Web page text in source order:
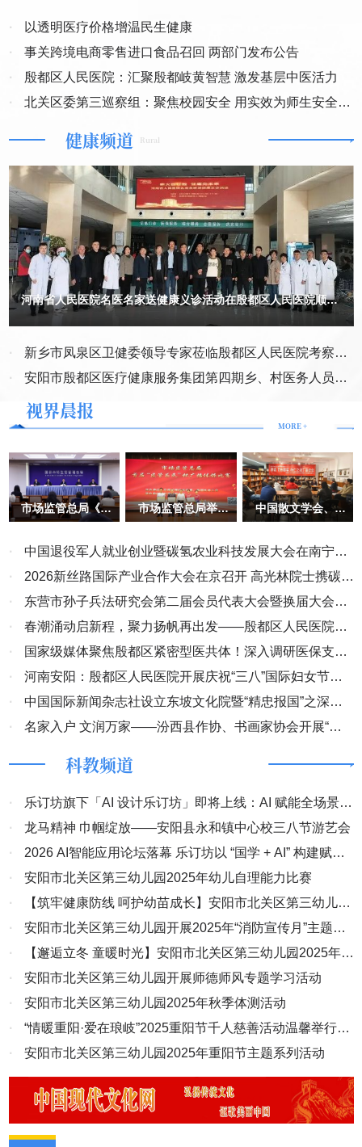
行异议后，2023年4月4日，淳安县人民法院将错就错以程序裁定代
替实体审理判决，以强制关联“属指示付款”，违法作出（2023）浙
0127执异6号执行裁定。又虚构一个“第三人”，违法作出（2023）浙
0127执异7号执行裁定书，分别错误的驳回案外人永金公司和被申请
人涌和公司的执行异议，该两份裁定与（2018）最高法民终209号民
淳安法院凌驾于国家法律之上，凌驾于最高法判决依据之上，受害人
言。 更为离谱的是，淳安县人民法院在2023年1月20日、1月28日、
12月27日、2024年1月29日又先后作出了（2023）浙0127执恢30号
之一、之二、之四、之五执行裁定书，且这些执行裁定书当时并未依
法送达给被执行人和利害关系人，我方是在意外得知存在这些文书并
经催讨后才收到的（其中之一、之二实际收到日期为2024年4月16
日，之三为4月10日，之五为2月17日）。这些裁定不仅存在弄虚作
假、暗箱操作之嫌，而且存在超范围、超标准、超权限、强关联查封
冻结等系列严重违法行为。（2023）浙0127执恢30号之一、之二执
用、肆意妄为，这种我说即为“法”，我行即为“法”，司法者等同
于“法”的执行行为，让守法者毫无安全之感。（2023）浙0127执恢
表人、股东信息”存在违法的强关联，侵害了毫无关联关系的第三人
祥润公司的合法权益，司法者将国家赋予的执法权演变成合法性
的“土匪抢盗”。（2023）浙0127执恢30号之五执行裁定延续
（2023）浙0127执恢30号之三裁定之错误，继续错误冻结该50万保
证金，时至今日，该笔保证金既未执行给申请执行人，亦未退还给所
有权人永金公司，继续将该笔保证金悬于空中，至今长达2年多之
院的一系列错误执行裁定及超范围、超标准、超权限、强关联查封冻
结、关停企业如“土匪进村”般的驱赶正在上班的员工，拉闸停电，致
两家规上企业近200名员工下岗失业在家，约500万元在机生产半成
品成为废品，民企活活被司法权折腾而死。淳安法院的这一系列违法
行为违反了国务院《优化营商环境条例》第十四条、第六十九条、
《浙江省优化营商环境条例》第八十六条、《杭州市优化营商环境条
展壮大的指导意见》第24条等关于“严禁超权限、超范围、超数额、
超时限查封扣押冻结财产，侵害当事人或者利害关系人、案外人等财
产权利”“灵活采取查封措施。对能‘活封’的财产，尽量不进行‘死封’，
房、机器设备等生产资料的，被执行人继续使用对该财产价值无重大
侵犯，是对营商环境的极大破坏，强烈要求党委政府及有关部门予以
严肃查处，以杜绝此种现象的再次发生。 4、为了保生产、保就业，
受害人四处求告，有关部门敷衍了事、皮球踢来踢去、让程序空转，
企业合法权益被司法权所侵害的问题一直得不到解决，企业停工停
产，损失仍在持续并无限扩大。 就淳安县人民法院作出的损害市场
主体合法权益的错误裁定，为了掩盖“一案错”不惜采取“多案生、多案
们一方面通过法律规定途径提起异议、复议和申诉、执行监督等，另
一方面通过浙江政务服务网“民呼我为”等平台向淳安县各领导、淳安
县纪检委、政法委、检察院、信访局反映，同时也递交了十余次的听
证申请，大部分无答复、有的也是答非所问、答犹未答，各部门履于
形式、无人敢管无人愿管，我们所有的正当诉求都在程序上空转，企
业合法权益被长期侵害无法得到维护。 关于永金公司50万保证金被
违法扣押、冻结的问题，案外人采取提起执行异议、信访复查、复核
复查时撤销法院的信访答复意见，却又不督查法院重新作出答复意
见。于是，淳安法院又以告知书代替答复意见，且网上复核无法提
单，刷100返150”，刚开始给你几块钱甜头，等你投几百元、几千元
日赚上万”，“老师”天天讲课喊你投钱，其实群里大半都是“演
员”。 “客服说退款”，接到电话说“你买的东西质量有问题，要给你
财。 “公检法让你转账”？假的！接到自称“公安局/法院”的电话，
干。 防诈骗的方法要记牢： 陌生链接不点击。短信或微信收
取信息的钓鱼网站。 可疑电话不乱接。“+”或“00”开头的境外电
话，170、171开头的虚拟号码，十有八九是骗局。 “天上掉馅饼
的事”不信。“中奖了”“领补贴”“免费领礼品”，让你先交钱、填银行卡
的，都是骗钱的。 个人信息不随便填。银行卡号、密码、验证
码，还有身份证号，别随便告诉别人！尤其是验证码，谁要都不
给。 给陌生人转账、给“投资项目”打钱前，先问自己：“这人我认
识吗？”“这事靠谱吗？”拿不准就问家里人，或者直接报警。 装好
国家反诈中心APP。打开“来电预警”功能，相当于给手机装了“防盗
门”。 被骗了也别慌，马上做这3件事：打110报警，说清楚被骗
经过、转账金额、对方账号；保留聊天记录、转账截图、电话录音；
如果是银行转账，赶紧联系银行客服，看能不能冻结对方账户。
记住“不贪、不慌、多问”，把钱袋子捂得紧紧的。（记者 罗阳奇）
（记者郑洋洋整理）
办法相比，新修订的办法压实食品生产经营者主体责任、明确各级市
场监管部门监管职责、完善召回等级分级情形、加大惩戒力度。其
中，新修订的办法明确要求食品生产经营者应当建立并实施食品召回
管理制度，规定食品经营者、食品集中交易市场开办者、食品经营柜
合召回义务。此外，新修订的办法完善召回等级分级情形，以食品安
全危害程度、需要实施召回的紧急程度等为依据，明确三级召回情
形，并差别化设置各级召回启动时限，将召回的启动时限由24、48、
72小时调整为24、36、48小时，提高针对性风险防控效果，增强食
品召回的可操作性。
·
以透明医疗价格增温民生健康
·
事关跨境电商零售进口食品召回 两部门发布公告
·
殷都区人民医院：汇聚殷都岐黄智慧 激发基层中医活力
·
北关区委第三巡察组：聚焦校园安全 用实效为师生安全护
健康频道 Rural
河南省人民医院名医名家送健康义诊活动在殷都区人民医院顺利
开启
·
新乡市凤泉区卫健委领导专家莅临殷都区人民医院考察交
流
·
安阳市殷都区医疗健康服务集团第四期乡、村医务人员培
训班开班
视界晨报
MORE +
市场监管总局《企
业信息公示暂行条
暨信用监管成就介
绍 专题新闻发布
市场监管总局举办
首届“监管为民”杯
中国散文学会、北
京市石景山区作协
军･存亡之战》观
影座谈圆满结束
·
中国退役军人就业创业暨碳氢农业科技发展大会在南宁举
行
·
2026新丝路国际产业合作大会在京召开 高光林院士携碳氢
核肥与多国外交官共商共赢
·
东营市孙子兵法研究会第二届会员代表大会暨换届大会顺
利召开
·
春潮涌动启新程，聚力扬帆再出发——殷都区人民医院工
会委员会第四届第一次代表大会圆满举行
·
国家级媒体聚焦殷都区紧密型医共体！深入调研医保支付
改革与三医协同发展成效
·
河南安阳：殷都区人民医院开展庆祝“三八”国际妇女节系
列活动
·
中国国际新闻杂志社设立东坡文化院暨“精忠报国”之深圳
东坡文化行活动正式开启
·
名家入户 文润万家——汾西县作协、书画家协会开展“名
科教频道
·
乐订坊旗下「AI 设计乐订坊」即将上线：AI 赋能全场景设
计，为企业商户打造高效创作新引擎
·
龙马精神 巾帼绽放——安阳县永和镇中心校三八节游艺会
·
2026 AI智能应用论坛落幕 乐订坊以 “国学 + AI” 构建赋能
新生态
·
安阳市北关区第三幼儿园2025年幼儿自理能力比赛
·
【筑牢健康防线 呵护幼苗成长】安阳市北关区第三幼儿园
开展2025年秋冬季传染病预防与消杀工作
·
安阳市北关区第三幼儿园开展2025年“消防宣传月”主题系
列活动
·
【邂逅立冬 童暖时光】安阳市北关区第三幼儿园2025年立
冬节气主题活动
·
安阳市北关区第三幼儿园开展师德师风专题学习活动
·
安阳市北关区第三幼儿园2025年秋季体测活动
·
“情暖重阳·爱在琅岐”2025重阳节千人慈善活动温馨举行，
共筑长者“平安·健康·快乐”佳节
· 安阳市北关区第三幼儿园2025年重阳节主题系列活动